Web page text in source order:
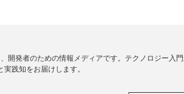
開発者のための情報メディアです。テクノロジー入
践知をお届けします。